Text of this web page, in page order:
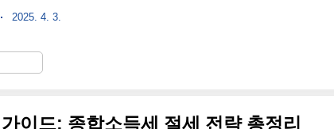
부가가치세와 종합소득세 직접 신고 방법부터세무사가 필요
세무사 없이도 충분히 가능해요! 직접 해보면 어렵지 않답니
하면 클릭 몇 번으로 세금 신고 완료!”“지금 시작하면, 절세까지
2025. 4. 3.
이드: 종합소득세 절세 전략 총정리